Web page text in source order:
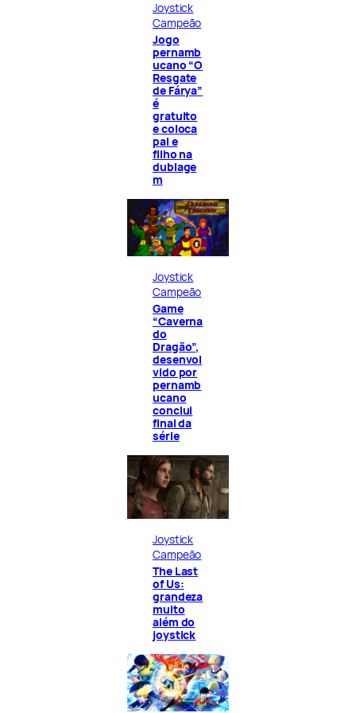
Joystick
Campeão
Jogo
pernamb
ucano “O
Resgate
de Fárya”
é
gratuito
e coloca
pai e
filho na
dublage
m
Joystick
Campeão
Game
“Caverna
do
Dragão”,
desenvol
vido por
pernamb
ucano
conclui
final da
série
Joystick
Campeão
The Last
of Us:
grandeza
muito
além do
joystick